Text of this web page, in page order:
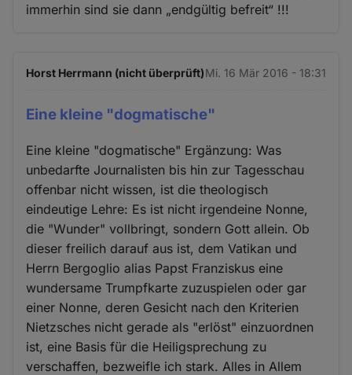
immerhin sind sie dann „endgültig befreit“ !!!
Horst Herrmann (nicht überprüft)Mi. 16 Mär 2016 - 18:31
Eine kleine "dogmatische"
Eine kleine "dogmatische" Ergänzung: Was
unbedarfte Journalisten bis hin zur Tagesschau
offenbar nicht wissen, ist die theologisch
eindeutige Lehre: Es ist nicht irgendeine Nonne,
die "Wunder" vollbringt, sondern Gott allein. Ob
dieser freilich darauf aus ist, dem Vatikan und
Herrn Bergoglio alias Papst Franziskus eine
wundersame Trumpfkarte zuzuspielen oder gar
einer Nonne, deren Gesicht nach den Kriterien
Nietzsches nicht gerade als "erlöst" einzuordnen
ist, eine Basis für die Heiligsprechung zu
verschaffen, bezweifle ich stark. Alles in Allem